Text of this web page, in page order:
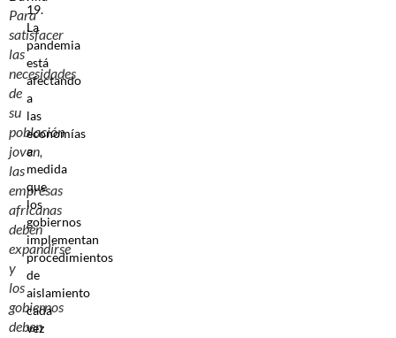
Para
satisfacer
las
necesidades
de
su
población
joven,
las
empresas
africanas
deben
expandirse
y
los
gobiernos
deben
19.
La
pandemia
está
afectando
a
las
economías
a
medida
que
los
gobiernos
implementan
procedimientos
de
aislamiento
cada
vez